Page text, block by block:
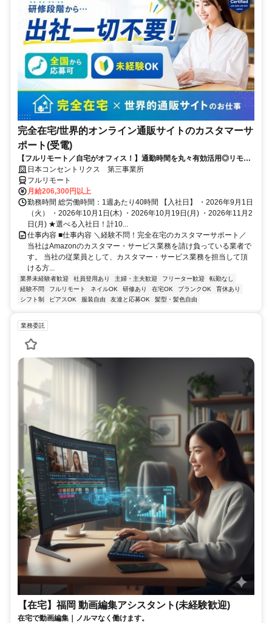
完全在宅/世界的オンライン通販サイトのカスタマーサ
ポート(受電)
【フルリモート／自宅がオフィス！】通勤時間を丸々有効活用◎リモー
ト研修・フォロー充実で在宅でも安心★セールス要素一切なし！
日本コンセントリクス 第三事業所
フルリモート
月給206,300円以上
勤務時間 総労働時間：1週あたり40時間 【入社日】 ・2026年9月1日
（火） ・2026年10月1日(木) ・2026年10月19日(月) ・2026年11月2
日(月) ★選べる入社日！計10...
仕事内容 ■仕事内容 ＼経験不問！完全在宅のカスタマーサポート／
当社はAmazonのカスタマー・サービス業務を請け負っている業者で
す。 当社の従業員として、カスタマー・サービス業務を担当して頂
ける方...
業界未経験者歓迎 社員登用あり 主婦・主夫歓迎 フリーター歓迎
転勤なし
経験不問
フルリモート ネイルOK 研修あり 在宅OK ブランクOK
育休あり
シフト制
ピアスOK 服装自由 友達と応募OK 髪型・髪色自由
業務委託
【在宅】福岡 動画編集アシスタント(未経験歓迎)
在宅で動画編集｜ノルマなく働けます。